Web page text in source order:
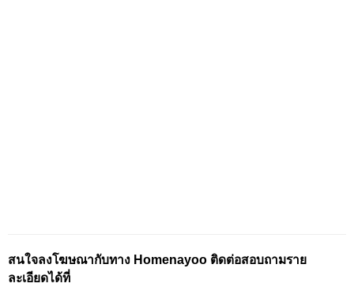
สนใจลงโฆษณากับทาง Homenayoo ติดต่อสอบถามราย
ละเอียดได้ที่